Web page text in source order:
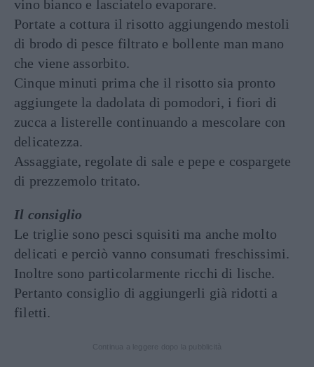
vino bianco e lasciatelo evaporare.
Portate a cottura il risotto aggiungendo mestoli
di brodo di pesce filtrato e bollente man mano
che viene assorbito.
Cinque minuti prima che il risotto sia pronto
aggiungete la dadolata di pomodori, i fiori di
zucca a listerelle continuando a mescolare con
delicatezza.
Assaggiate, regolate di sale e pepe e cospargete
di prezzemolo tritato.
Il consiglio
Le triglie sono pesci squisiti ma anche molto
delicati e perciò vanno consumati freschissimi.
Inoltre sono particolarmente ricchi di lische.
Pertanto consiglio di aggiungerli già ridotti a
filetti.